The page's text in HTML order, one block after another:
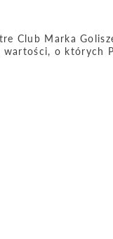
Club Marka
o których